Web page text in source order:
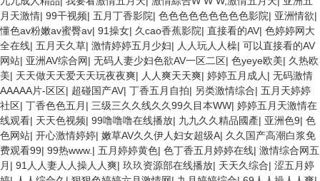
月天激情| 99干视频| 五月丁香影院| 色色色色色色色色色影院| 亚洲情欲|
懂色av粉嫩av蜜臀av| 91操女| 久cao香蕉影院| 直接看的AV| 色婷婷网大
全在线| 五月天久草| 激情婷婷五月少妇| 人人玩人人橾| 可以直接看的AV
网站| 亚洲AV综合网| 无码人妻少妇色欲AV一区二区| 色yeye欧美| 久热欧
美| 天天做天天爱天天玩夜夜爽| 人人爽天天爽| 婷婷五月成人 | 无码激情
AAAAA片-区区| 超碰国产AV| 丁香五月自拍| 另类激情综合| 五月天婷婷
社区| 丁香色色五月 | 三级三久久线久久99久目本WW| 婷婷五月天激情在
线观看| 天天色视频| 99噜噜噜在线播放| 九九久久精品國產| 亚洲色9| 色
色网站| 开心激情婷婷| 嫩草AV久久伊人妇女超级A| 久久国产高潮白浆免
费观看99| 99热www. | 五月婷婷黄色| 色丁香五月婷婷在线| 激情综合网五
月 | 91人人妻人人操人人爽| 玖玖资源部在线播放| 天天久综合| 涩五月婷